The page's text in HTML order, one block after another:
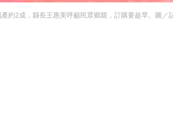
約2成，縣長王惠美呼籲民眾鄉親，訂購要趁早。圖／